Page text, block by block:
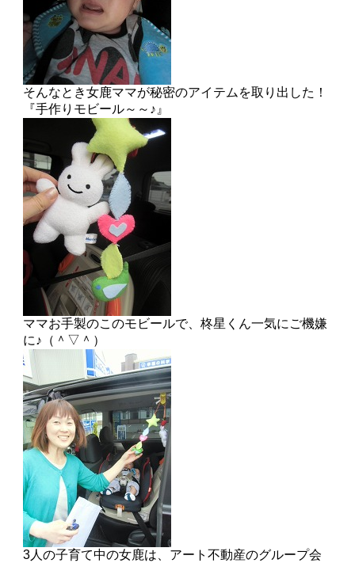
そんなとき女鹿ママが秘密のアイテムを取り出した！
『手作りモビール～～♪』
ママお手製のこのモビールで、柊星くん一気にご機嫌
に♪（＾▽＾）
3人の子育て中の女鹿は、アート不動産のグループ会